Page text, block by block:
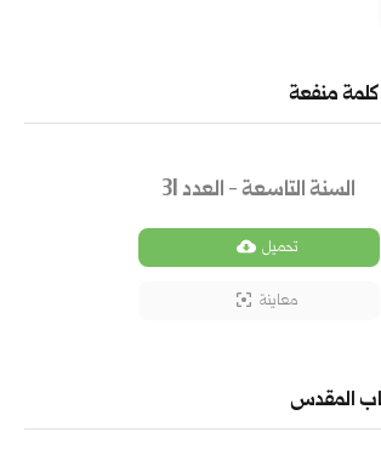
كلمة منفعة
السنة التاسعة - العدد 31
تحميل
معاينة
المقدس